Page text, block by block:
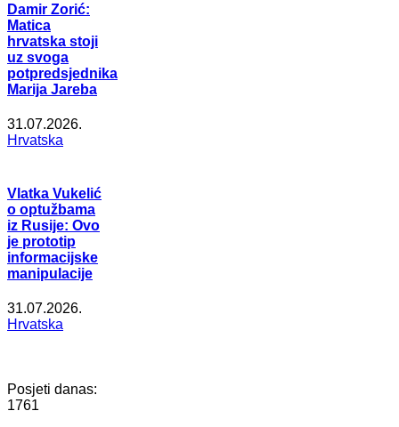
Damir Zorić:
Matica
hrvatska stoji
uz svoga
potpredsjednika
Marija Jareba
31.07.2026.
Hrvatska
Vlatka Vukelić
o optužbama
iz Rusije: Ovo
je prototip
informacijske
manipulacije
31.07.2026.
Hrvatska
Posjeti danas:
1761